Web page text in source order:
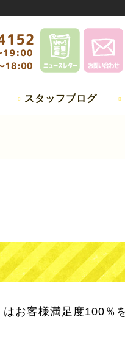
スタッフブログ